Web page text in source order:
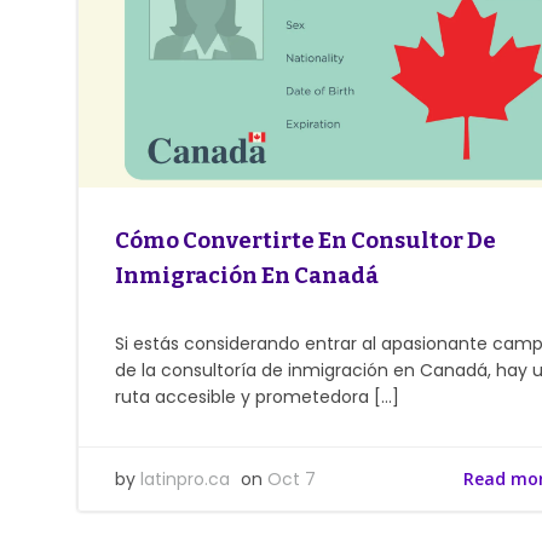
Cómo Convertirte En Consultor De
Inmigración En Canadá
Si estás considerando entrar al apasionante
de la consultoría de inmigración en Canadá, hay
ruta accesible y prometedora […]
by latinpro.ca on Oct 7 Read